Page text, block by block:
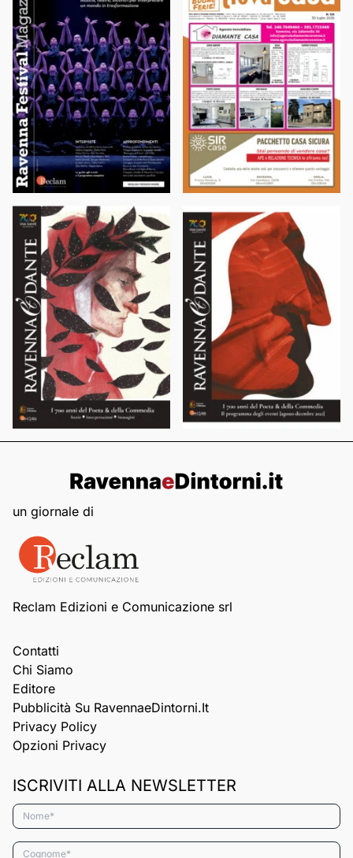
un giornale di
Reclam Edizioni e Comunicazione srl
Contatti
Chi Siamo
Editore
Pubblicità Su RavennaeDintorni.it
Privacy Policy
Opzioni Privacy
ISCRIVITI ALLA NEWSLETTER
Nome*
Cognome*